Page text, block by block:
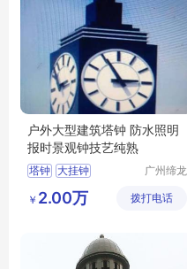
户外大型建筑塔钟 防水照明
报时景观钟技艺纯熟
塔钟 大挂钟
定制钟厂家
广州缔龙
公司
￥ 2.00万 拨打电话